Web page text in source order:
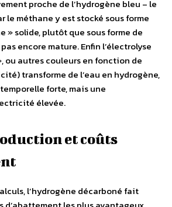
proche de l’hydrogène bleu – le
le méthane y est stocké sous forme
» solide, plutôt que sous forme de
pas encore mature. Enfin l’électrolyse
ou autres couleurs en fonction de
transforme de l’eau en hydrogène,
forte, mais une
élevée.
et coûts
l’hydrogène décarboné fait